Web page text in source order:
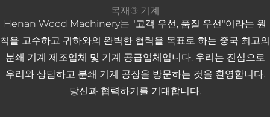
목재® 기계
Henan Wood Machinery는 "고객 우선, 품질 우선"이라는 원
칙을 고수하고 귀하와의 완벽한 협력을 목표로 하는 중국 최고의
분쇄 기계 제조업체 및 기계 공급업체입니다. 우리는 진심으로
우리와 상담하고 분쇄 ​​기계 공장을 방문하는 것을 환영합니다.
당신과 협력하기를 기대합니다.